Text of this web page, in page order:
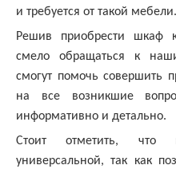
и требуется от такой мебели.
Решив приобрести шкаф
смело обращаться к
смогут помочь совершить
на все возникшие
информативно и детально.
Стоит отметить, что
универсальной, так как